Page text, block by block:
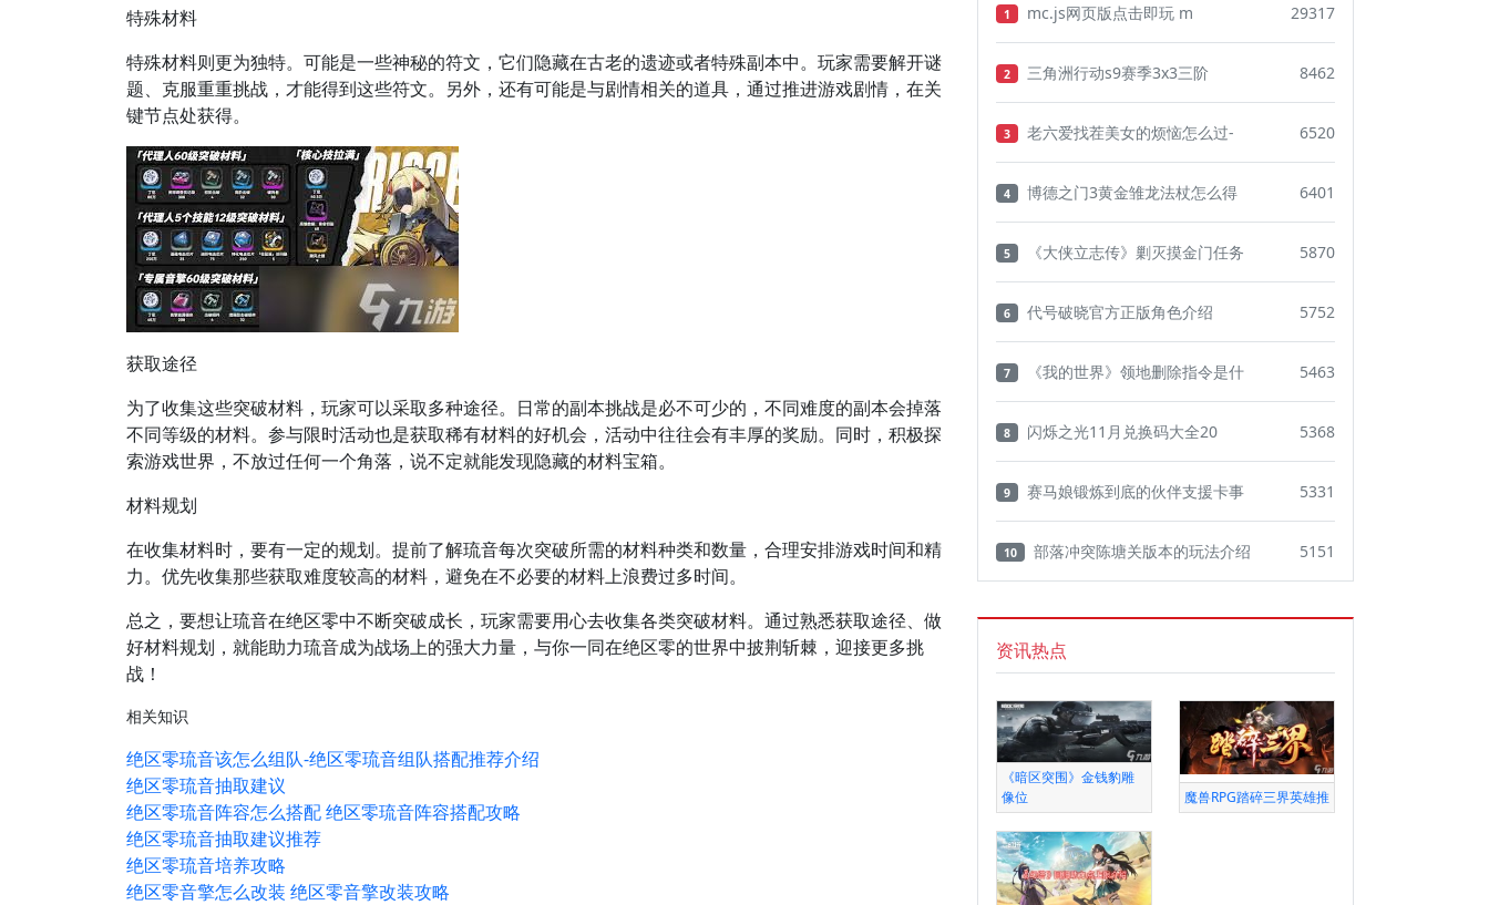
特殊材料
特殊材料则更为独特。可能是一些神秘的符文，它们隐藏在古老的遗迹或者特殊副本中。玩家需要解开谜
题、克服重重挑战，才能得到这些符文。另外，还有可能是与剧情相关的道具，通过推进游戏剧情，在关
键节点处获得。
获取途径
为了收集这些突破材料，玩家可以采取多种途径。日常的副本挑战是必不可少的，不同难度的副本会掉落
不同等级的材料。参与限时活动也是获取稀有材料的好机会，活动中往往会有丰厚的奖励。同时，积极探
索游戏世界，不放过任何一个角落，说不定就能发现隐藏的材料宝箱。
材料规划
在收集材料时，要有一定的规划。提前了解琉音每次突破所需的材料种类和数量，合理安排游戏时间和精
力。优先收集那些获取难度较高的材料，避免在不必要的材料上浪费过多时间。
总之，要想让琉音在绝区零中不断突破成长，玩家需要用心去收集各类突破材料。通过熟悉获取途径、做
好材料规划，就能助力琉音成为战场上的强大力量，与你一同在绝区零的世界中披荆斩棘，迎接更多挑
战！
相关知识
绝区零琉音该怎么组队-绝区零琉音组队搭配推荐介绍
绝区零琉音抽取建议
绝区零琉音阵容怎么搭配 绝区零琉音阵容搭配攻略
绝区零琉音抽取建议推荐
绝区零琉音培养攻略
绝区零音擎怎么改装 绝区零音擎改装攻略
1 mc.js网页版点击即玩 m 29317
2 三角洲行动s9赛季3x3三阶 8462
3 老六爱找茬美女的烦恼怎么过- 6520
4 博德之门3黄金雏龙法杖怎么得 6401
5 《大侠立志传》剿灭摸金门任务 5870
6 代号破晓官方正版角色介绍 5752
7 《我的世界》领地删除指令是什 5463
8 闪烁之光11月兑换码大全20 5368
9 赛马娘锻炼到底的伙伴支援卡事 5331
10 部落冲突陈塘关版本的玩法介绍 5151
资讯热点
《暗区突围》金钱豹雕
像位
魔兽RPG踏碎三界英雄推